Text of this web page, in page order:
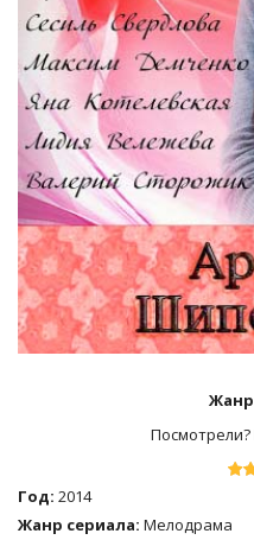
Год: 2014
Жанр сериала: Мелодрама